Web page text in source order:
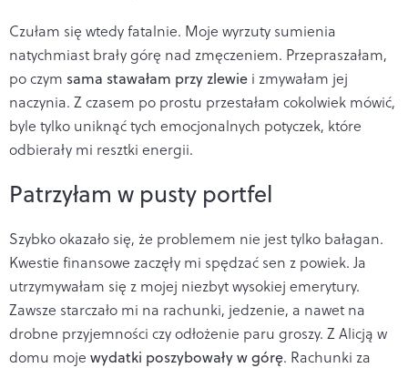
Czułam się wtedy fatalnie. Moje wyrzuty sumienia
natychmiast brały górę nad zmęczeniem. Przepraszałam,
po czym sama stawałam przy zlewie i zmywałam jej
naczynia. Z czasem po prostu przestałam cokolwiek mówić,
byle tylko uniknąć tych emocjonalnych potyczek, które
odbierały mi resztki energii.
Patrzyłam w pusty portfel
Szybko okazało się, że problemem nie jest tylko bałagan.
Kwestie finansowe zaczęły mi spędzać sen z powiek. Ja
utrzymywałam się z mojej niezbyt wysokiej emerytury.
Zawsze starczało mi na rachunki, jedzenie, a nawet na
drobne przyjemności czy odłożenie paru groszy. Z Alicją w
domu moje wydatki poszybowały w górę. Rachunki za